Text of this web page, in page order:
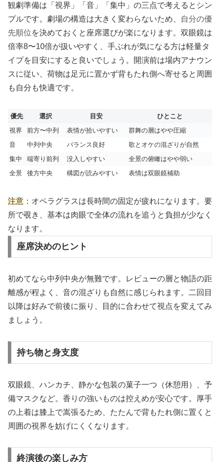
観劇準備は「視界」「音」「集中」の三点で考えるとシン
プルです。劇場の構造は大きく変わらないため、
自分の優
先順位を決めておくと座席選びが楽になります。双眼鏡は
倍率8〜10倍が扱いやすく、手ぶれが気になる方は軽量タ
イプを目安にすると良いでしょう。開演前は場内アナウン
スに従い、荷物は足元に置かず背もたれ側へ寄せると周囲
も自分も快適です。
優先 選択 目安
ひとこと
視界
前方〜中列 表情が拾いやすい
群舞の層はやや圧縮
音
中列中央 バランス良好
歌とオケの混ざりが自然
集中
端寄り前列 没入しやすい
全景の俯瞰はやや弱い
全景
後方中央 構図が読みやすい 表情は双眼鏡補助
注意 ：オペラグラスは長時間の固定が疲れになります。要
所で覗き、基本は肉眼で全体の流れを追うと負担が少なく
なります。
座席決めのヒント
初めてなら中列中央が無難です。レビューの層と物語の距
離感が程よく、音の混ざりも自然に感じられます。二回目
以降は好みで前後に振り、目的に合わせて視点を変えてみ
ましょう。
持ち物と身支度
双眼鏡、ハンカチ、静かな包装の菓子一つ（休憩用）、予
備マスクなど。香りの強いものは控えめが安心です。厚手
の上着は膝上で嵩張るため、たたんで背もたれ側に置くと
周囲の視界を妨げにくくなります。
終演後の楽しみ方